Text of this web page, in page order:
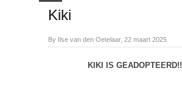
Kiki
By Ilse van den Oetelaar, 22 maart 2025
KIKI IS GEADOPTEERD!!